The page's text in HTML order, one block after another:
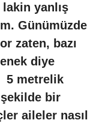
yanlış
Günümüzde
zaten, bazı
diye
5 metrelik
bir
aileler nasıl